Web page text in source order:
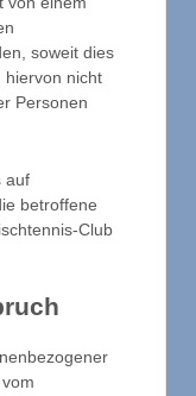
soweit dies
hiervon nicht
Personen
auf
betroffene
Club